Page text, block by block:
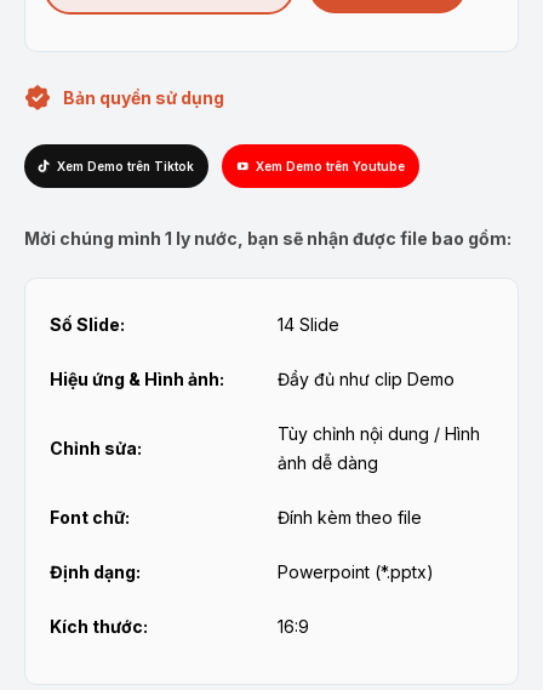
Bản quyền sử dụng
Xem Demo trên Tiktok Xem Demo trên Youtube
Mời chúng mình 1 ly nước, bạn sẽ nhận được file bao gồm:
Số Slide: 14 Slide
Hiệu ứng & Hình ảnh: Đầy đủ như clip Demo
Chỉnh sửa:
Tùy chỉnh nội dung / Hình
ảnh dễ dàng
Font chữ: Đính kèm theo file
Định dạng: Powerpoint (*.pptx)
Kích thước: 16:9